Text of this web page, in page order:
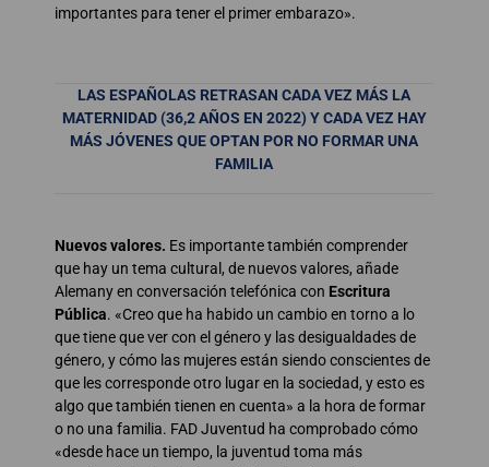
importantes para tener el primer embarazo».
LAS ESPAÑOLAS RETRASAN CADA VEZ MÁS LA
MATERNIDAD (36,2 AÑOS EN 2022) Y CADA VEZ HAY
MÁS JÓVENES QUE OPTAN POR NO FORMAR UNA
FAMILIA
Nuevos valores. Es importante también comprender
que hay un tema cultural, de nuevos valores, añade
Alemany en conversación telefónica con Escritura
Pública. «Creo que ha habido un cambio en torno a lo
que tiene que ver con el género y las desigualdades de
género, y cómo las mujeres están siendo conscientes de
que les corresponde otro lugar en la sociedad, y esto es
algo que también tienen en cuenta» a la hora de formar
o no una familia. FAD Juventud ha comprobado cómo
«desde hace un tiempo, la juventud toma más